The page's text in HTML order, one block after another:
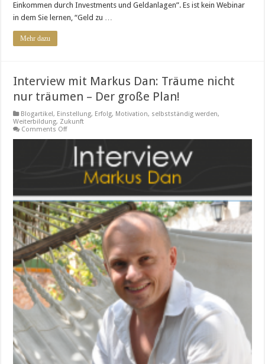
Einkommen durch Investments und Geldanlagen”. Es ist kein Webinar
in dem Sie lernen, “Geld zu …
Mehr dazu
Interview mit Markus Dan: Träume nicht
nur träumen – Der große Plan!
Blogartikel, Einstellung, Erfolg, Motivation, selbstständig werden,
Weiterbildung, Zukunft
Comments Offon
Markus
Träume
–
Der
große
Plan!